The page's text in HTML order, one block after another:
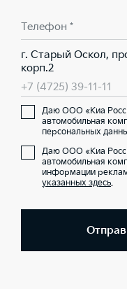
Телефон *
г. Старый Оскол,
корп.2
+7 (4725) 39-11-11
Даю ООО «Киа
автомобильная
персональных
Даю ООО «Киа
автомобильная
информации
указанных здесь.